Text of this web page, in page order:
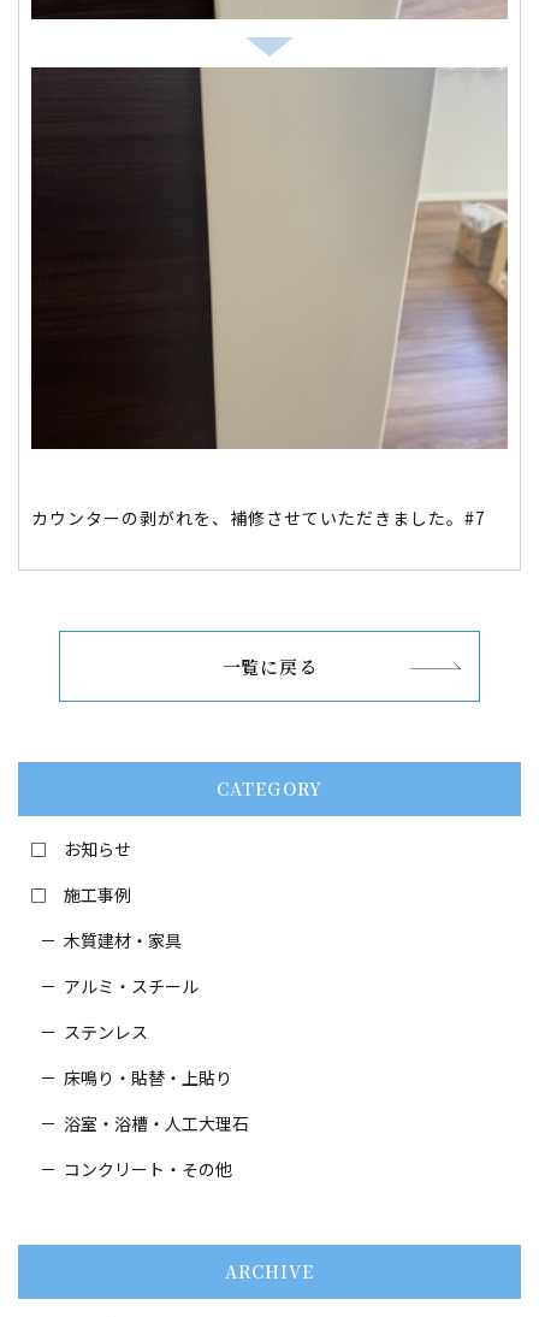
カウンターの剥がれを、補修させていただきました。#7
一覧に戻る
CATEGORY
お知らせ
施工事例
木質建材・家具
アルミ・スチール
ステンレス
床鳴り・貼替・ 上貼り
浴室・浴槽・人工大理石
コンクリート・その他
ARCHIVE